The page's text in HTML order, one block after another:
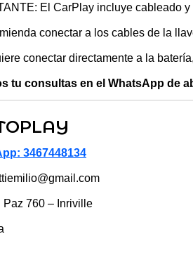
El CarPlay incluye cableado
conectar a los cables de la
conectar directamente a la
tu consultas en el WhatsApp de
3467448134
Paz 760 – Inriville